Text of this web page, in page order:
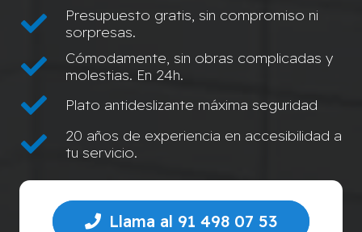
Presupuesto gratis, sin compromiso ni
sorpresas.
Cómodamente, sin obras complicadas y
molestias. En 24h.
Plato antideslizante máxima seguridad
20 años de experiencia en accesibilidad a
tu servicio.
Llama al 91 498 07 53